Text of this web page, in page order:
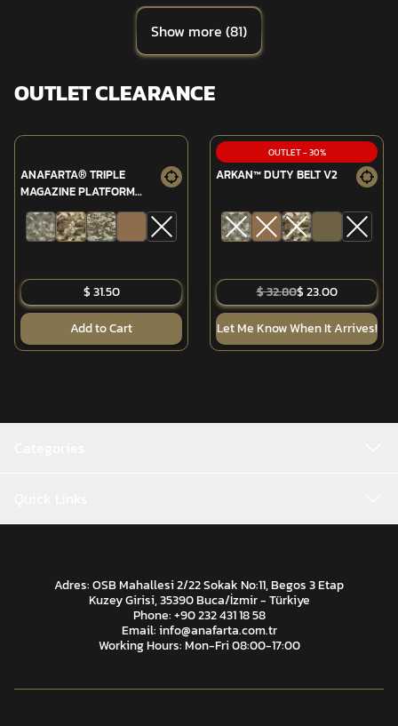
Show more (81)
OUTLET CLEARANCE
ANAFARTA® TRIPLE
MAGAZINE PLATFORM
(MPT-76/G3)
$ 31.50
Add to Cart
OUTLET-30%
ARKAN™ DUTY BELT V2
$ 32.80$ 23.00
Let Me Know When It Arrives!
Adres: OSB Mahallesi 2/22 Sokak No:11, Begos 3 Etap
Kuzey Girisi, 35390 Buca/İzmir - Türkiye
Phone: +90 232 431 18 58
Email:info@anafarta.com.tr
Working Hours: Mon-Fri 08:00-17:00